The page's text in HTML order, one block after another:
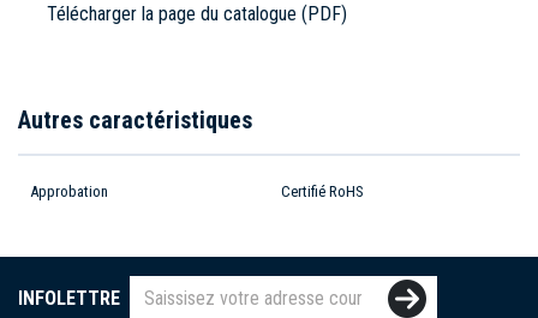
Télécharger la page du catalogue (PDF)
Autres caractéristiques
Approbation Certifié RoHS
INFOLETTRE